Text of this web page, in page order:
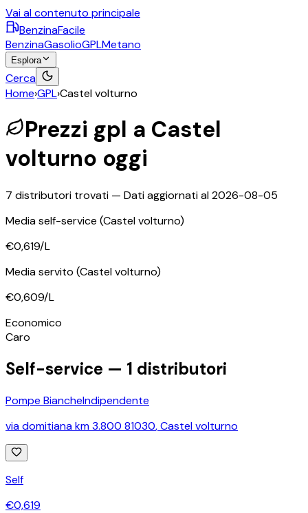
Vai al contenuto principale
BenzinaFacile
BenzinaGasolioGPLMetano
Esplora
Cerca
Home›GPL›Castel volturno
Prezzi gpl a Castel
volturno oggi
7 distributori trovati — Dati aggiornati al2026-08-05
Media self-service (Castel volturno)
€0,619/L
Media servito (Castel volturno)
€0,609/L
Economico
Caro
Self-service — 1 distributori
Pompe BiancheIndipendente
via domitiana km 3.800 81030,Castel volturno
Self
€0,619